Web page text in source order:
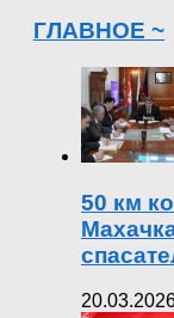
ГЛАВНОЕ ~
50 км